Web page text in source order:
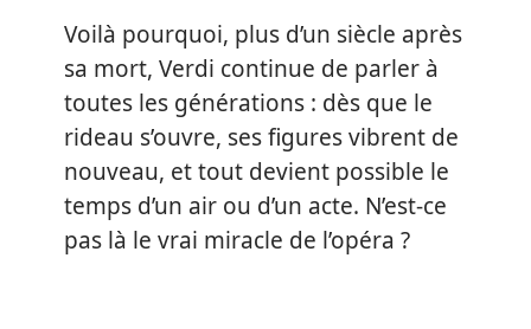
Voilà pourquoi, plus d’un siècle après
sa mort, Verdi continue de parler à
toutes les générations : dès que le
rideau s’ouvre, ses figures vibrent de
nouveau, et tout devient possible le
temps d’un air ou d’un acte. N’est-ce
pas là le vrai miracle de l’opéra ?